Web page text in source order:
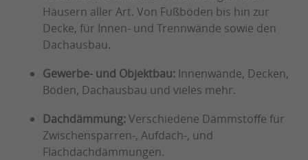
Häusern aller Art. Von Fußböden bis hin zur
Decke, für Innen- und Trennwände sowie den
Dachausbau.
Gewerbe- und Objektbau: Innenwände, Decken,
Böden, Dachausbau und vieles mehr.
Dachdämmung:Verschiedene Dämmstoffe für
Zwischensparren-, Aufdach-, und
Flachdachdämmungen.